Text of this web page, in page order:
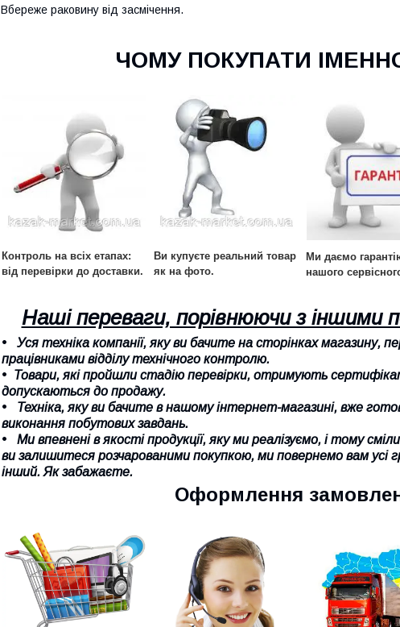
Вбереже раковину від засмічення.
ЧОМУ ПОКУПАТИ
Контроль на всіх етапах:
від перевірки до доставки.
Ви купуєте реальний товар
як на фото.
Ми даємо
нашого
Наші переваги, порівнюючи з іншими
Уся техніка компанії, яку ви бачите на сторінках магазину,
працівниками відділу технічного контролю.
Товари, які пройшли стадію перевірки, отримують
допускаються до продажу.
Техніка, яку ви бачите в нашому інтернет-магазині, вже
виконання побутових завдань.
Ми впевнені в якості продукції, яку ми реалізуємо, і тому
ви залишитеся розчарованими покупкою, ми повернемо вам усі
інший. Як забажаєте.
Оформлення